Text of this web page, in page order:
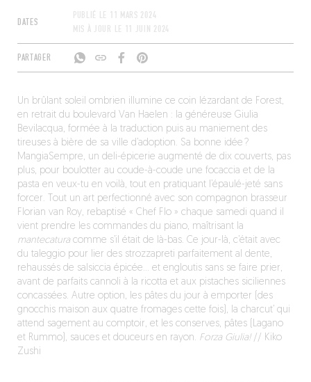
DATES
PUBLIÉ LE
11 MARS 2024
MIS À JOUR LE
11 JUIN 2024
PARTAGER
Un brûlant soleil ombrien illumine ce coin lézardant de Forest,
en retrait du boulevard Van Haelen : la généreuse Giulia
Bevilacqua, formée à la traduction puis au maniement des
tireuses à bière de sa ville d’adoption. Sa bonne idée ?
MangiaSempre, un deli-épicerie augmenté de dix couverts, pas
plus, pour boulotter au coude-à-coude une focaccia et de la
pasta en veux-tu en voilà, tout en pratiquant l’épaulé-jeté sans
forcer. Tout un art perfectionné avec son compagnon brasseur
Florian van Roy, rebaptisé « Chef Flo » chaque samedi quand il
vient prendre les commandes du piano, maîtrisant la
mantecaturacomme s’il était de là-bas. Ce jour-là, c’était avec
du taleggio pour lier des strozzapreti parfaitement al dente,
rehaussés de salsiccia épicée… et engloutis sans se faire prier,
avant de parfaits cannoli à la ricotta et aux pistaches siciliennes
concassées. Autre option, les pâtes du jour à emporter (des
gnocchis maison aux quatre fromages cette fois), la charcut’ qui
attend sagement au comptoir, et les conserves, pâtes (Lagano
et Rummo), sauces et douceurs en rayon. Forza Giulia!// Kiko
Zushi